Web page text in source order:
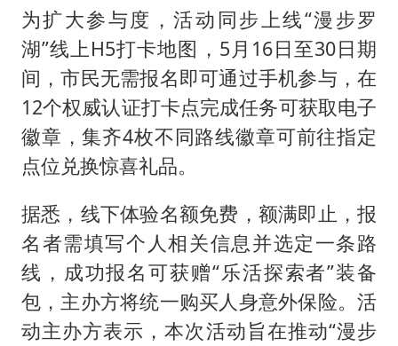
为扩大参与度，活动同步上线“漫步罗
湖”线上H5打卡地图，5月16日至30日期
间，市民无需报名即可通过手机参与，在
12个权威认证打卡点完成任务可获取电子
徽章，集齐4枚不同路线徽章可前往指定
点位兑换惊喜礼品。
据悉，线下体验名额免费，额满即止，报
名者需填写个人相关信息并选定一条路
线，成功报名可获赠“乐活探索者”装备
包，主办方将统一购买人身意外保险。活
动主办方表示，本次活动旨在推动“漫步